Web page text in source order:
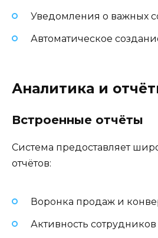
Уведомления о важных
Автоматическое
Аналитика и
Встроенные отчёты
Система предоставляет
отчётов:
Воронка продаж и
Активность сотрудников